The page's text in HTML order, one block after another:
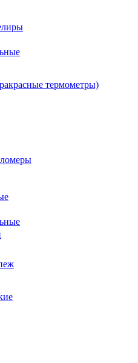
термометры)